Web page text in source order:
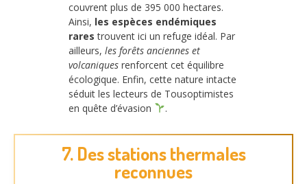
couvrent plus de 395 000 hectares.
Ainsi, les espèces endémiques
rares trouvent ici un refuge idéal. Par
ailleurs, les forêts anciennes et
volcaniques renforcent cet équilibre
écologique. Enfin, cette nature intacte
séduit les lecteurs de Tousoptimistes
en quête d’évasion
.
7. Des stations thermales
reconnues